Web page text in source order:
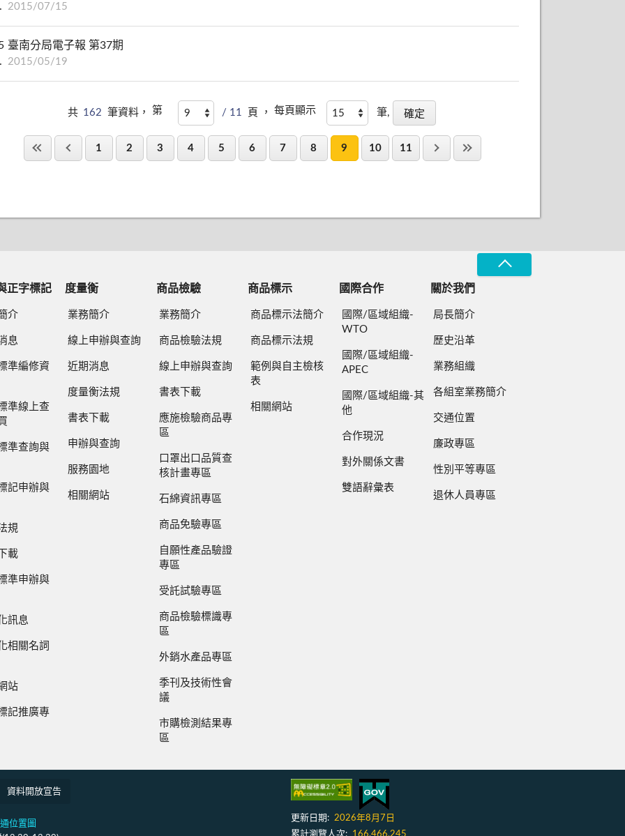
2015/07/15
臺南分局電子報 第37期
2015/05/19
共 162 筆資料， 第 / 11 頁 ， 每頁顯示 筆,
1 2 3 4 5 6 7 8 9 10 11
正字標記
介
息
準編修資
準線上查
準查詢與
記申辦與
規
載
準申辦與
訊息
相關名詞
站
記推廣專
度量衡
業務簡介
線上申辦與查詢
近期消息
度量衡法規
書表下載
申辦與查詢
服務園地
相關網站
商品檢驗
業務簡介
商品檢驗法規
線上申辦與查詢
書表下載
應施檢驗商品專
區
口罩出口品質查
核計畫專區
石綿資訊專區
商品免驗專區
自願性產品驗證
專區
受託試驗專區
商品檢驗標識專
區
外銷水產品專區
季刊及技術性會
議
市購檢測結果專
區
商品標示
商品標示法簡介
商品標示法規
範例與自主檢核
表
相關網站
國際合作
國際/區域組織-
WTO
國際/區域組織-
APEC
國際/區域組織-其
他
合作現況
對外關係文書
雙語辭彙表
關於我們
局長簡介
歷史沿革
業務組織
各組室業務簡介
交通位置
廉政專區
性別平等專區
退休人員專區
資料開放宣告
位置圖
更新日期: 2026年8月7日